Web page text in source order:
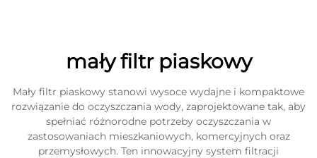
mały filtr piaskowy
Mały filtr piaskowy stanowi wysoce wydajne i kompaktowe
rozwiązanie do oczyszczania wody, zaprojektowane tak, aby
spełniać różnorodne potrzeby oczyszczania w
zastosowaniach mieszkaniowych, komercyjnych oraz
przemysłowych. Ten innowacyjny system filtracji